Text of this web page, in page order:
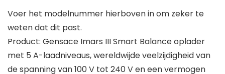
Voer het modelnummer hierboven in om zeker te
weten dat dit past.
Product: Gensace Imars III Smart Balance oplader
met 5 A-laadniveaus, wereldwijde veelzijdigheid van
de spanning van 100 V tot 240 V en een vermogen